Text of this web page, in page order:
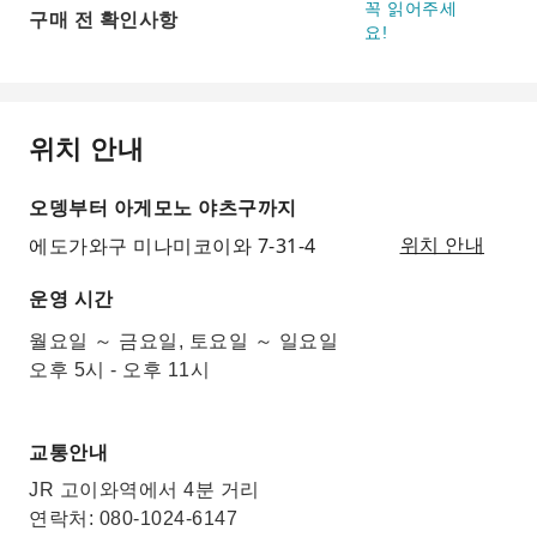
구매 전 확인사항
꼭 읽어주세
요!
위치 안내
오뎅부터 아게모노 야츠구까지
에도가와구 미나미코이와 7-31-4
위치 안내
운영 시간
월요일 ～ 금요일, 토요일 ～ 일요일
오후 5시 - 오후 11시
교통안내
JR 고이와역에서 4분 거리
연락처: 080-1024-6147